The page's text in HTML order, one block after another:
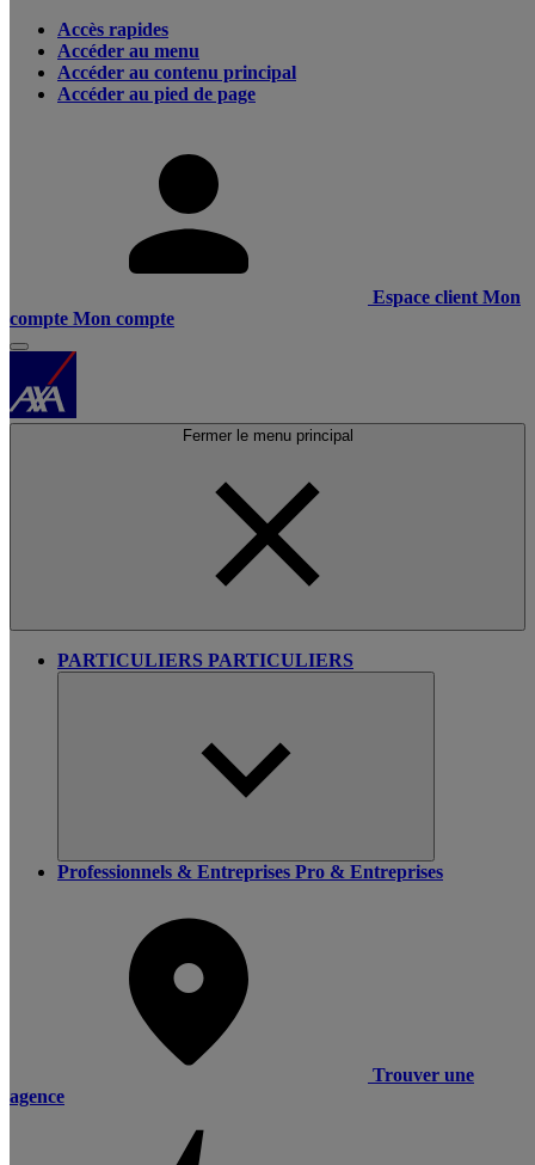
Accès rapides
Accéder au menu
Accéder au contenu principal
Accéder au pied de page
Espace client Mon
compte Mon compte
Fermer le menu principal
PARTICULIERS PARTICULIERS
Professionnels & Entreprises Pro & Entreprises
Trouver une
agence